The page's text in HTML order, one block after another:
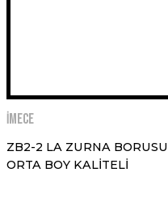
İMECE
ZB2-2 LA ZURNA BORUSU
ORTA BOY KALİTELİ